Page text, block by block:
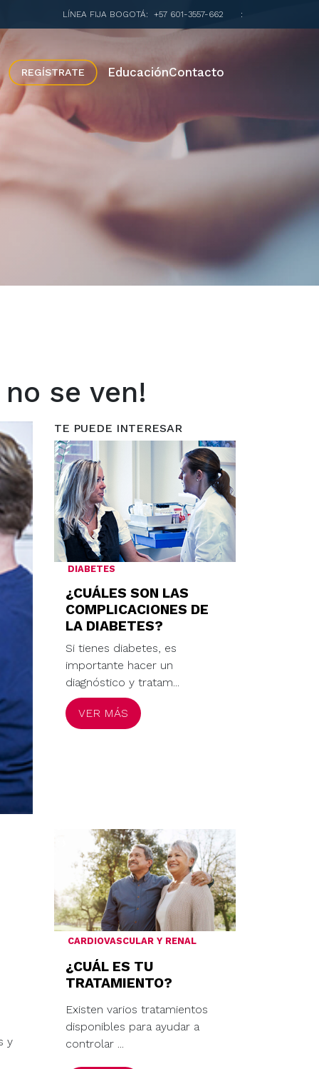
LÍNEA FIJA BOGOTÁ: +57 601-3557-662 :
REGÍSTRATE EducaciónContacto
se ven!
y
TE PUEDE INTERESAR
DIABETES
¿CUÁLES SON LAS
COMPLICACIONES DE
LA DIABETES?
Si tienes diabetes, es
importante hacer un
diagnóstico y tratam...
VER MÁS
CARDIOVASCULAR Y RENAL
¿CUÁL ES TU
TRATAMIENTO?
Existen varios tratamientos
disponibles para ayudar a
controlar ...